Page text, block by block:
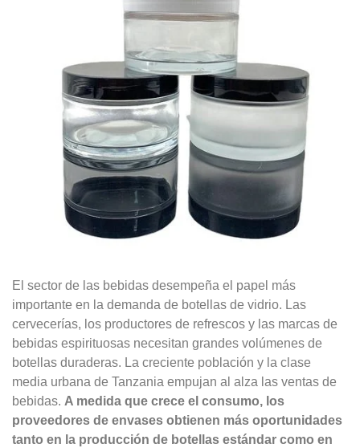
El sector de las bebidas desempeña el papel más
importante en la demanda de botellas de vidrio. Las
cervecerías, los productores de refrescos y las marcas de
bebidas espirituosas necesitan grandes volúmenes de
botellas duraderas. La creciente población y la clase
media urbana de Tanzania empujan al alza las ventas de
bebidas. A medida que crece el consumo, los
proveedores de envases obtienen más oportunidades
tanto en la producción de botellas estándar como en